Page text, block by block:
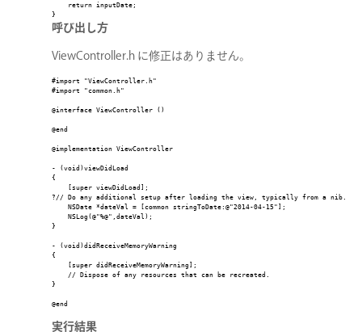
    return inputDate;
}
呼び出し方
ViewController.h に修正はありません。
#import "ViewController.h"
#import "common.h"
@interface ViewController ()
@end
@implementation ViewController
- (void)viewDidLoad
{
    [super viewDidLoad];
?// Do any additional setup after loading the view, typically from a nib.
    NSDate *dateVal = [common stringToDate:@"2014-04-15"];
    NSLog(@"%@",dateVal);
}
- (void)didReceiveMemoryWarning
{
    [super didReceiveMemoryWarning];
    // Dispose of any resources that can be recreated.
}
@end
実行結果